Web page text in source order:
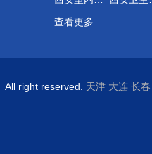
查看更多
right reserved. 天津 大连 长春